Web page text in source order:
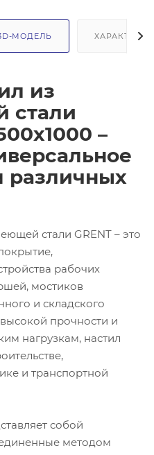
МОДЕЛЬ
из
стали
–
различных
стали GRENT – это
рабочих
мостиков
и складского
прочности и
нагрузкам, настил
и транспортной
собой
методом